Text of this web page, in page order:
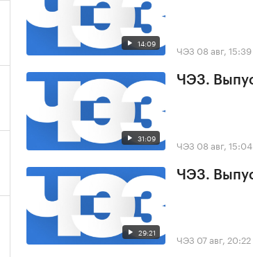
14:09 ЧЭЗ 08 авг, 15:39
31:09
ЧЭЗ.
ЧЭЗ 08 авг, 15:04
29:21
ЧЭЗ.
ЧЭЗ 07 авг, 20:22